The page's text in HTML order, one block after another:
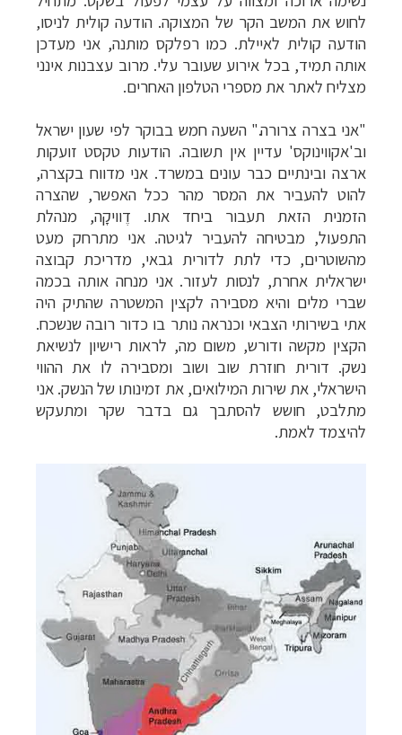
לחוש את המשב הקר של המצוקה. הודעה קולית לניסו,
הודעה קולית לאיילת. כמו רפלקס מותנה, אני מעדכן
אותה תמיד, בכל אירוע שעובר עלי. מרוב עצבנות אינני
מצליח לאתר את מספרי הטלפון האחרים.
"אני בצרה צרורה." השעה חמש בבוקר לפי שעון ישראל
וב'אקווינוקס' עדיין אין תשובה. הודעות טקסט זועקות
ארצה ובינתיים כבר עונים במשרד. אני מדווח בקצרה,
להוט להעביר את המסר מהר ככל האפשר, שהצרה
הזמנית הזאת תעבור ביחד אתו. דֶוויקָה, מנהלת
התפעול, מבטיחה להעביר לגיטה. אני מתרחק מעט
מהשוטרים, כדי לתת לדורית גבאי, מדריכת קבוצה
ישראלית אחרת, לנסות לעזור. אני מנחה אותה בכמה
שברי מלים והיא מסבירה לקצין המשטרה שהתיק היה
אתי בשירותי הצבאי וכנראה נותר בו כדור רובה שנשכח.
הקצין מקשה ודורש, משום מה, לראות רישיון לנשיאת
נשק. דורית חוזרת שוב ושוב ומסבירה לו את ההווי
הישראלי, את שירות המילואים, את זמינותו של הנשק. אני
מתלבט, חושש להסתבך גם בדבר שקר ומתעקש
להיצמד לאמת.